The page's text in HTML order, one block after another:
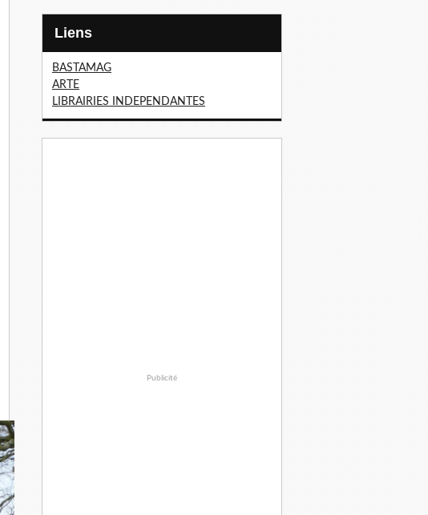
Liens
BASTAMAG
ARTE
LIBRAIRIES INDEPENDANTES
Publicité